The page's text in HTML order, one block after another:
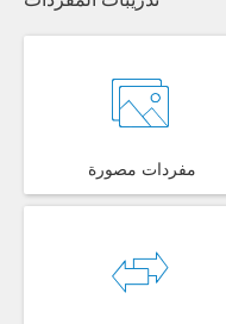
مفردات مصورة